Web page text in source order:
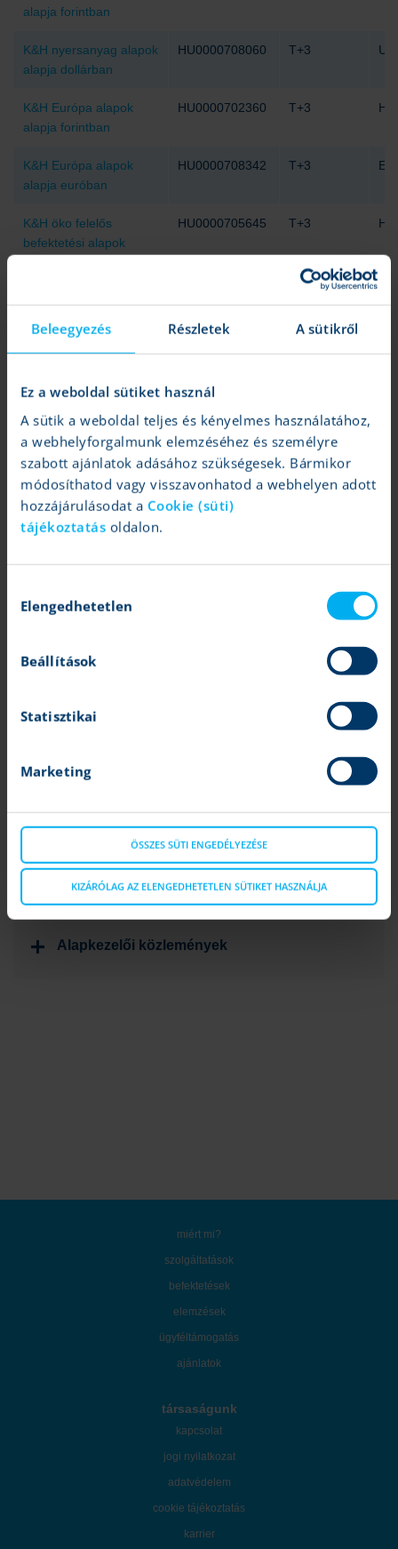
Beleegyezés Részletek A sütikről
Ez a weboldal sütiket használ
A sütik a weboldal teljes és kényelmes használatához,
a webhelyforgalmunk elemzéséhez és személyre
szabott ajánlatok adásához szükségesek. Bármikor
módosíthatod vagy visszavonhatod a webhelyen adott
hozzájárulásodat a Cookie (süti)
tájékoztatás oldalon.
kiválasztása
Elengedhetetlen
Beállítások
Statisztikai
Marketing
ÖSSZES SÜTI ENGEDÉLYEZÉSE
KIZÁRÓLAG AZ ELENGEDHETETLEN SÜTIKET HASZNÁLJA
alapja forintban
K&H nyersanyag alapok
alapja dollárban
HU0000708060 T+3
K&H Európa alapok
alapja forintban
HU0000702360 T+3
K&H Európa alapok
alapja euróban
HU0000708342 T+3
K&H öko felelős
befektetési alapok
HU0000705645 T+3
kényelem nyíltvégű
alapok alapja
nyíltvégű alapok alapja
K&H válogatott iram
nyíltvégű alapok alapja
HU0000703434 T+3
K&H nemzetközi vegyes
alapok alapja euróban
HU0000709175 T+3
K&H állampapír felelős
alapja forintban
a K&H befektetési alapokhoz kapcsolódó fontos
dokumentumokat itt is elérheted:
Alapkezelői közlemények
miért mi?
szolgáltatások
befektetések
elemzések
ügyféltámogatás
ajánlatok
társaságunk
kapcsolat
jogi nyilatkozat
adatvédelem
cookie tájékoztatás
karrier